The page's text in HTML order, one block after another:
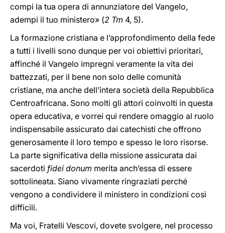
compi la tua opera di annunziatore del Vangelo,
adempi il tuo ministero» (2 Tm 4, 5).
La formazione cristiana e l’approfondimento della fede
a tutti i livelli sono dunque per voi obiettivi prioritari,
affinché il Vangelo impregni veramente la vita dei
battezzati, per il bene non solo delle comunità
cristiane, ma anche dell’intera società della Repubblica
Centroafricana. Sono molti gli attori coinvolti in questa
opera educativa, e vorrei qui rendere omaggio al ruolo
indispensabile assicurato dai catechisti che offrono
generosamente il loro tempo e spesso le loro risorse.
La parte significativa della missione assicurata dai
sacerdoti fidei donum merita anch’essa di essere
sottolineata. Siano vivamente ringraziati perché
vengono a condividere il ministero in condizioni così
difficili.
Ma voi, Fratelli Vescovi, dovete svolgere, nel processo